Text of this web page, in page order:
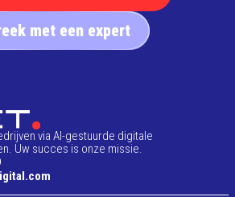
met een expert
via AI-gestuurde digitale
Uw succes is onze missie.